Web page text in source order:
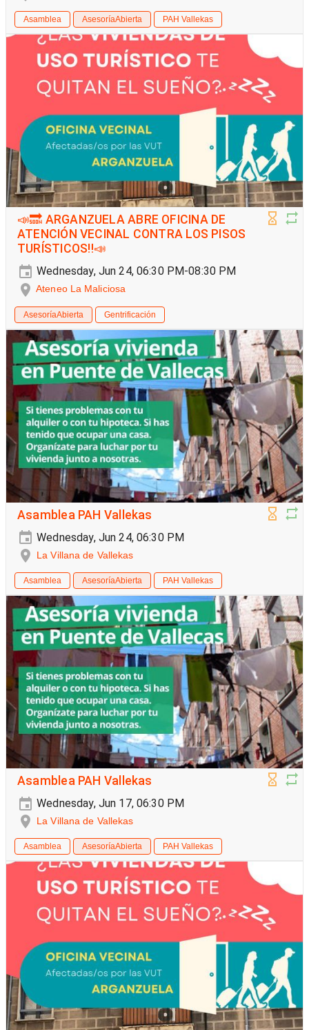
Asamblea AsesoríaAbierta PAH Vallekas
📣🔜 ARGANZUELA ABRE OFICINA DE
ATENCIÓN VECINAL CONTRA LOS PISOS
TURÍSTICOS‼️📣
Wednesday, Jun 24, 06:30 PM-08:30 PM
Ateneo La Maliciosa
AsesoríaAbierta Gentrificación
Asamblea PAH Vallekas
Wednesday, Jun 24, 06:30 PM
La Villana de Vallekas
Asamblea AsesoríaAbierta PAH Vallekas
Asamblea PAH Vallekas
Wednesday, Jun 17, 06:30 PM
La Villana de Vallekas
Asamblea AsesoríaAbierta PAH Vallekas